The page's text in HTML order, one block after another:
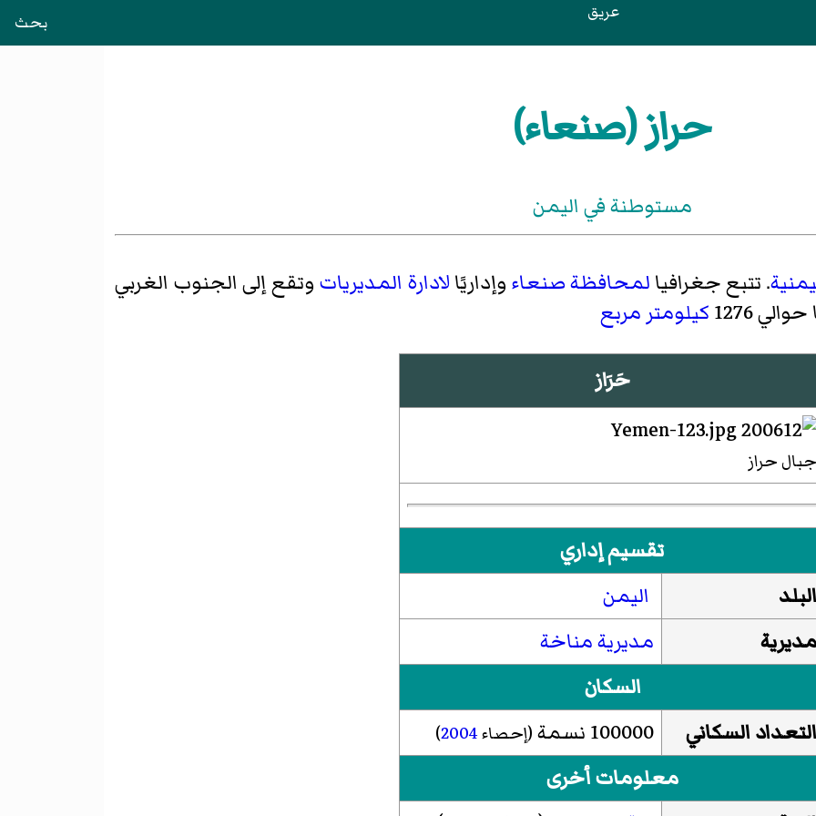
عريق بحث
حراز (صنعاء)
مستوطنة في اليمن
. تتبع جغرافيا لمحافظة صنعاء وإداريًا لادارة المديريات وتقع إلى الجنوب الغربي
1276 كيلومتر مربع
حَرَاز
جبال حراز
تقسيم إداري
البلد
اليمن
مديرية
مديرية مناخة
السكان
التعداد السكاني
100000 نسمة (إحصاء2004
)
معلومات أخرى